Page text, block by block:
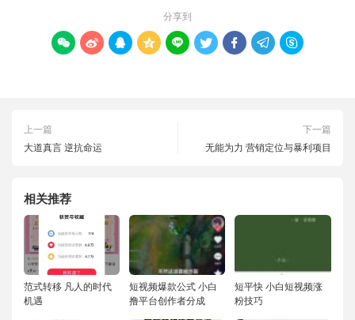
分享到
        
上一篇
大道真言 逆抗命运
下一篇
无能为力 营销定位与暴利项目
相关推荐
范式转移 凡人的时代
机遇
短视频爆款公式 小白
撸平台创作者分成
短平快 小白短视频涨
粉技巧